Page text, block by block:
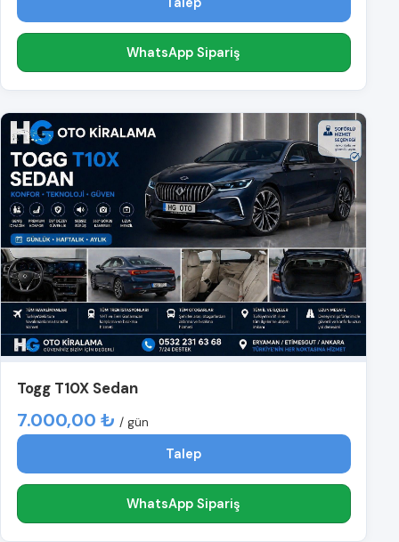
WhatsApp Sipariş
Togg T10X Sedan
7.000,00 ₺ / gün
Talep
WhatsApp Sipariş